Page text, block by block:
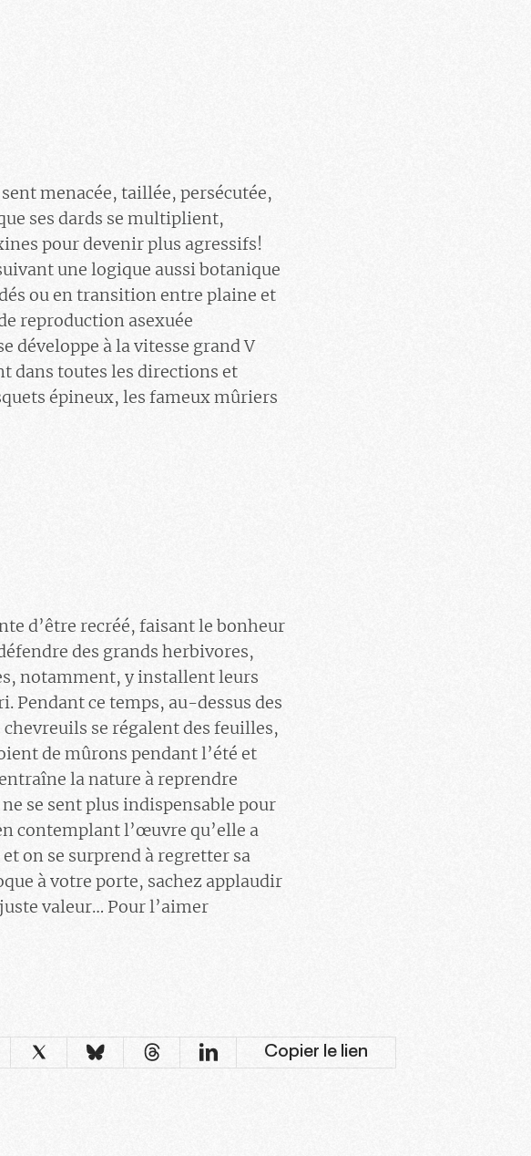
menacée, taillée, persécutée,
ses dards se multiplient,
pour devenir plus agressifs!
une logique aussi botanique
ou en transition entre plaine et
reproduction asexuée
à la vitesse grand V
dans toutes les directions et
épineux, les fameux mûriers
d’être recréé, faisant le bonheur
des grands herbivores,
notamment, y installent leurs
Pendant ce temps, au-dessus des
se régalent des feuilles,
de mûrons pendant l’été et
la nature à reprendre
se sent plus indispensable pour
contemplant l’œuvre qu’elle a
on se surprend à regretter sa
à votre porte, sachez applaudir
valeur… Pour l’aimer
Copier le lien